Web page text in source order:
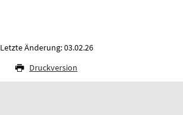
Letzte Änderung: 03.02.26
Druckversion